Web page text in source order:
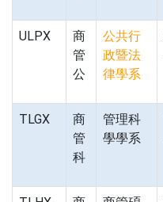
ULPX
商
管
公
公共行
政暨法
律學系
TLGX
商
管
科
管理科
學學系